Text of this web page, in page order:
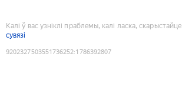
Калі ў вас узніклі праблемы, калі ласка, скарыстайце
сувязі
9202327503551736252:1786392807